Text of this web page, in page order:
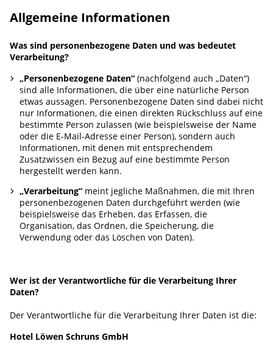
Allgemeine Informationen
Was sind personenbezogene Daten und was bedeutet
Verarbeitung?
„Personenbezogene Daten“ (nachfolgend auch „Daten“)
sind alle Informationen, die über eine natürliche Person
etwas aussagen. Personenbezogene Daten sind dabei nicht
nur Informationen, die einen direkten Rückschluss auf eine
bestimmte Person zulassen (wie beispielsweise der Name
oder die E-Mail-Adresse einer Person), sondern auch
Informationen, mit denen mit entsprechendem
Zusatzwissen ein Bezug auf eine bestimmte Person
hergestellt werden kann.
„Verarbeitung“ meint jegliche Maßnahmen, die mit Ihren
personenbezogenen Daten durchgeführt werden (wie
beispielsweise das Erheben, das Erfassen, die
Organisation, das Ordnen, die Speicherung, die
Verwendung oder das Löschen von Daten).
Wer ist der Verantwortliche für die Verarbeitung Ihrer
Daten?
Der Verantwortliche für die Verarbeitung Ihrer Daten ist die:
Hotel Löwen Schruns GmbH